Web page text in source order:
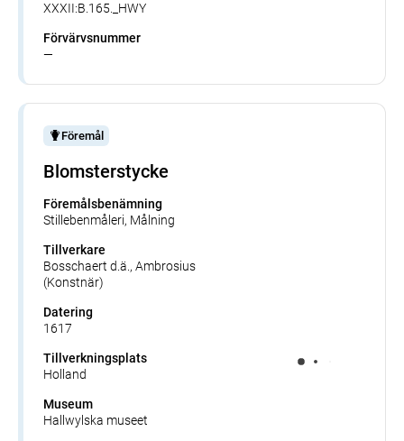
XXXII:B.165._HWY
Förvärvsnummer
—
Föremål
Blomsterstycke
Föremålsbenämning
Stillebenmåleri, Målning
Tillverkare
Bosschaert d.ä., Ambrosius
(Konstnär)
Datering
1617
Tillverkningsplats
Holland
Museum
Hallwylska museet